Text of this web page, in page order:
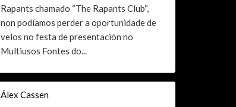
Rapants chamado “The Rapants Club“,
non podíamos perder a oportunidade de
velos no festa de presentación no
Multiusos Fontes do...
Álex Cassen